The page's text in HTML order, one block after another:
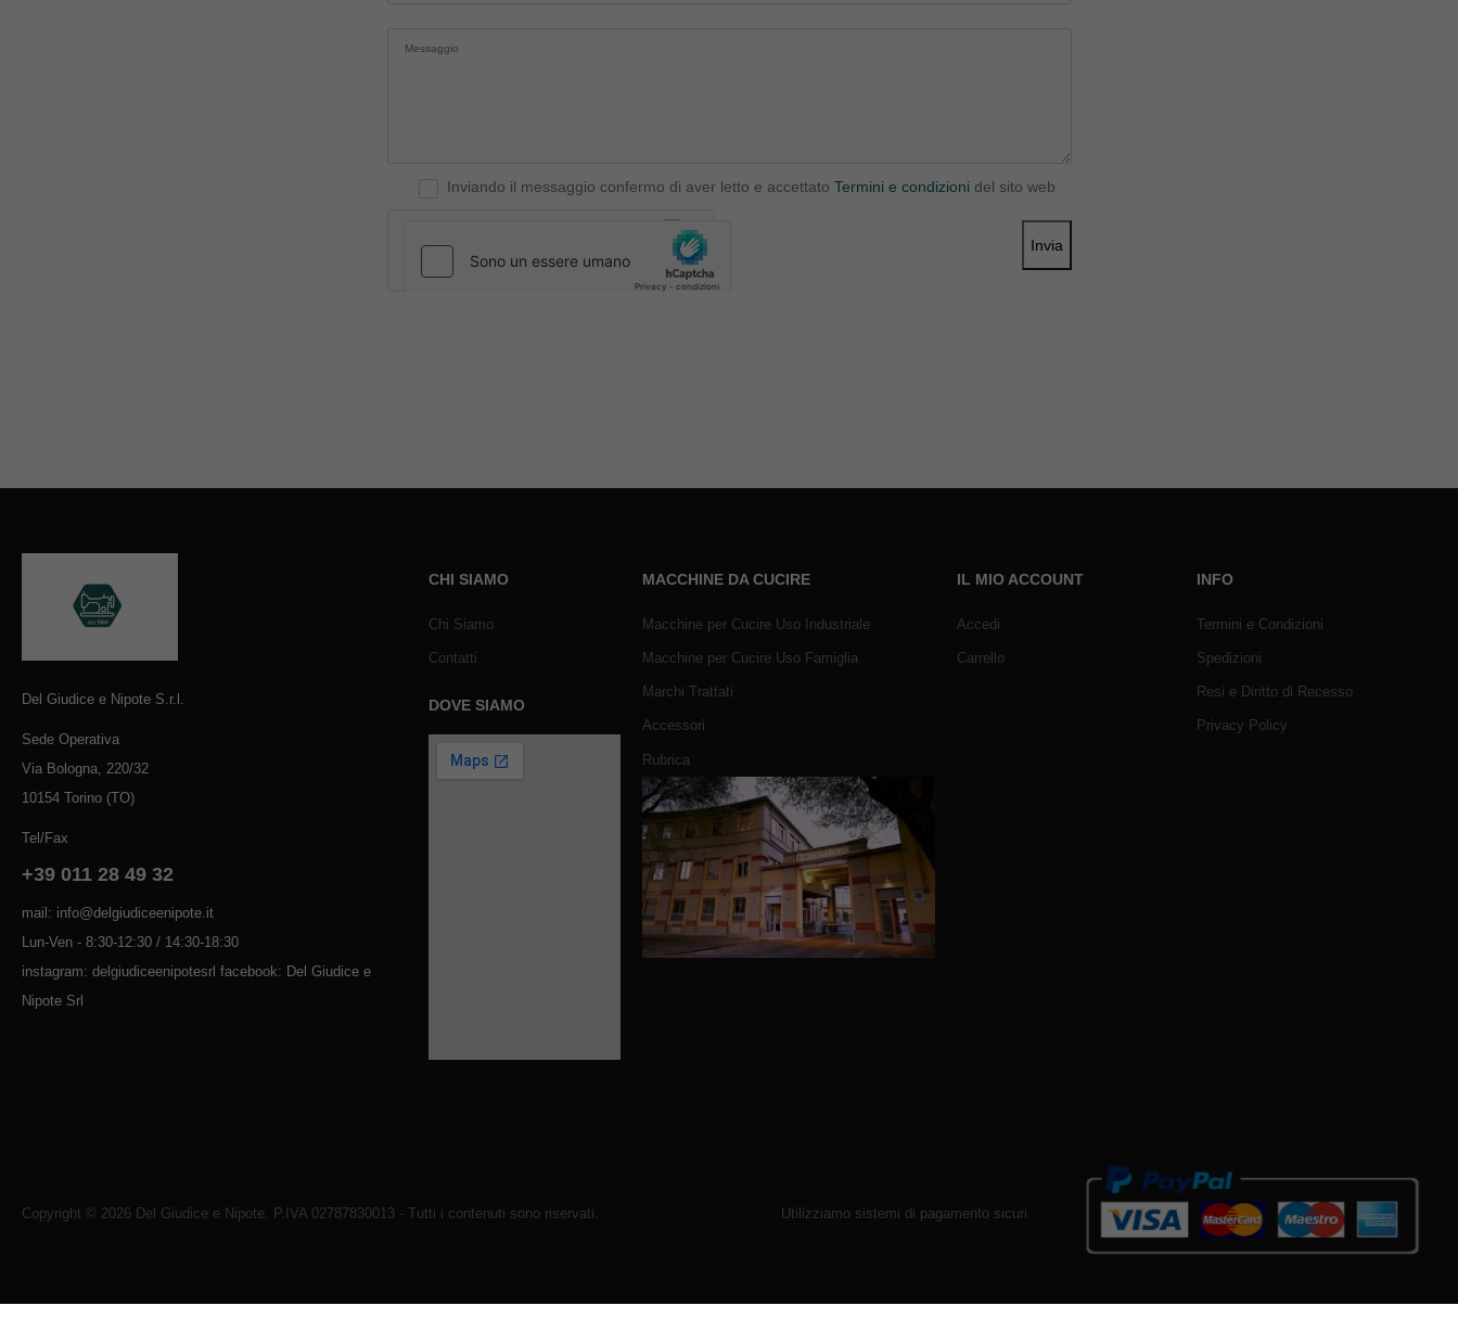
Inviando il messaggio confermo di aver letto e accettato Termini e condizioni del sito web
Invia
Del Giudice e Nipote S.r.l.
Sede Operativa
Via Bologna, 220/32
10154 Torino (TO)
Tel/Fax
+39 011 28 49 32
mail: info@delgiudiceenipote.it
Lun-Ven - 8:30-12:30 / 14:30-18:30
instagram: delgiudiceenipotesrl facebook: Del Giudice e
Nipote Srl
CHI SIAMO
Chi Siamo
Contatti
DOVE SIAMO
MACCHINE DA CUCIRE
Macchine per Cucire Uso Industriale
Macchine per Cucire Uso Famiglia
Marchi Trattati
Accessori
Rubrica
IL MIO ACCOUNT
Accedi
Carrello
INFO
Termini e Condizioni
Spedizioni
Resi e Diritto di Recesso
Privacy Policy
Copyright © 2026 Del Giudice e Nipote. P.IVA 02787830013 - Tutti i contenuti sono riservati. Utilizziamo sistemi di pagamento sicuri